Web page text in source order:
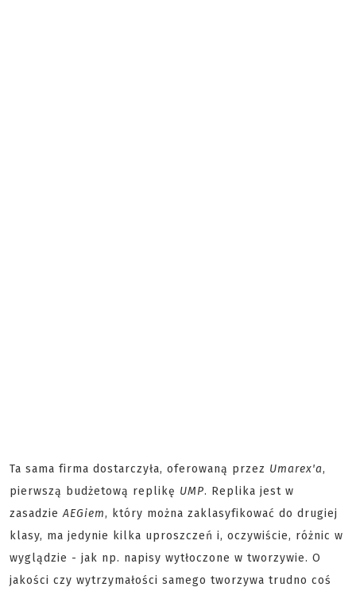
Ta sama firma dostarczyła, oferowaną przez Umarex'a,
pierwszą budżetową replikę UMP. Replika jest w
zasadzieAEGiem, który można zaklasyfikować do drugiej
klasy, ma jedynie kilka uproszczeń i, oczywiście, różnic w
wyglądzie - jak np. napisy wytłoczone w tworzywie. O
jakości czy wytrzymałości samego tworzywa trudno coś